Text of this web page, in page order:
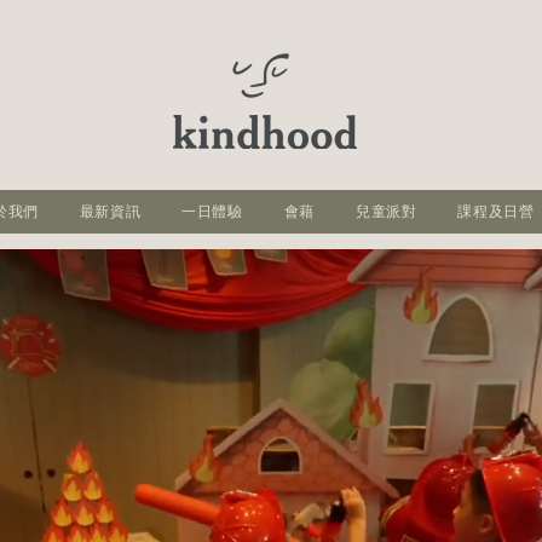
我們 最新資訊 一日體驗 會藉 兒童派對 課程及日營